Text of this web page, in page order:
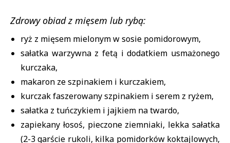
Zdrowy obiad z mięsem lub rybą:
ryż z mięsem mielonym w sosie pomidorowym,
sałatka warzywna z fetą i dodatkiem usmażonego
kurczaka,
makaron ze szpinakiem i kurczakiem,
kurczak faszerowany szpinakiem i serem z ryżem,
sałatka z tuńczykiem i jajkiem na twardo,
zapiekany łosoś, pieczone ziemniaki, lekka sałatka
(2-3 garście rukoli, kilka pomidorków koktajlowych,